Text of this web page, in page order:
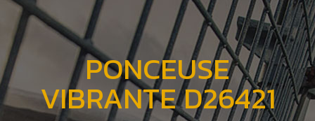
PONCEUSE
VIBRANTE D26421